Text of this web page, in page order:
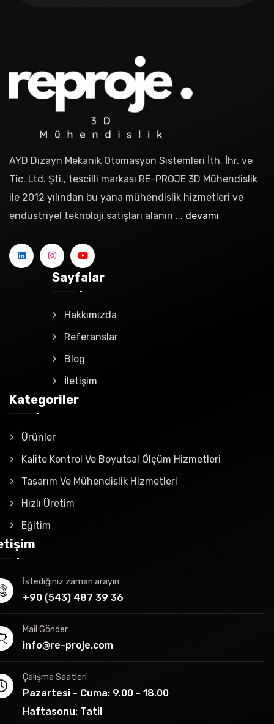
AYD Dizayn Mekanik Otomasyon Sistemleri İth. İhr. ve
Tic. Ltd. Şti., tescilli markası RE-PROJE 3D Mühendislik
ile 2012 yılından bu yana mühendislik hizmetleri ve
endüstriyel teknoloji satışları alanın ... devamı
Sayfalar
Hakkımızda
Referanslar
Blog
İletişim
Kategoriler
Ürünler
Kalite Kontrol Ve Boyutsal Ölçüm Hizmetleri
Tasarım Ve Mühendislik Hizmetleri
Hızlı Üretim
Eğitim
İstediğiniz zaman arayın
+90 (543) 487 39 36
Mail Gönder
info@re-proje.com
Çalışma Saatleri
Pazartesi - Cuma: 9.00 - 18.00
Haftasonu: Tatil